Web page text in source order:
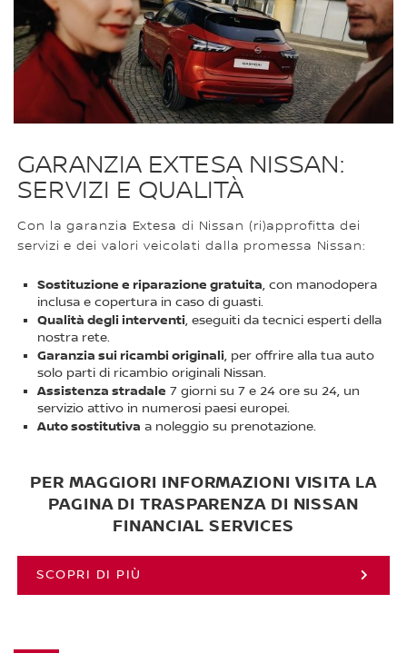
GARANZIA EXTESA NISSAN:
SERVIZI E QUALITÀ
Con la garanzia Extesa di Nissan (ri)approfitta dei
servizi e dei valori veicolati dalla promessa Nissan:
Sostituzione e riparazione gratuita, con manodopera
inclusa e copertura in caso di guasti.
Qualità degli interventi, eseguiti da tecnici esperti della
nostra rete.
Garanzia sui ricambi originali, per offrire alla tua auto
solo parti di ricambio originali Nissan.
Assistenza stradale 7 giorni su 7 e 24 ore su 24, un
servizio attivo in numerosi paesi europei.
Auto sostitutiva a noleggio su prenotazione.
PER MAGGIORI INFORMAZIONI VISITA LA
PAGINA DI TRASPARENZA DI NISSAN
FINANCIAL SERVICES
SCOPRI DI PIÙ